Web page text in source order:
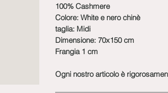
100% Cashmere
Colore: White e nero chinè
taglia: Midi
Dimensione: 70x150 cm
Frangia 1 cm
Ogni nostro articolo è